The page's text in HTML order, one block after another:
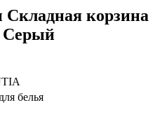
Складная корзина
Серый
белья